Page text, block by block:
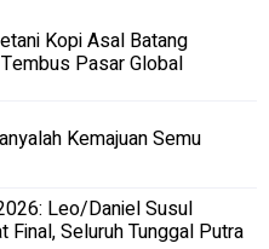
Kopi Asal Batang
Pasar Global
Kemajuan Semu
Leo/Daniel Susul
Seluruh Tunggal Putra